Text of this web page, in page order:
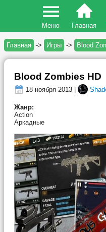
Меню Главная
Главная -> Игры -> Blood
Blood Zombies HD
18 ноября 2013 |
Жанр:
Action
Аркадные